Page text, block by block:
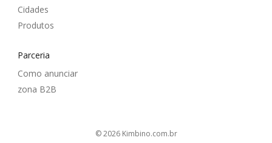
Cidades
Produtos
Parceria
Como anunciar
zona B2B
© 2026 kimbino.com.br